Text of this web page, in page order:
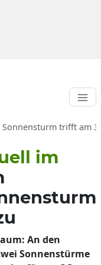
Sonnensturm trifft am
im
An den
Sonnenstürme